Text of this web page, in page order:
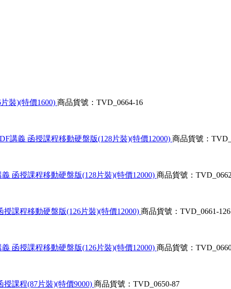
裝)(特價1600) 商品貨號：TVD_0664-16
講義 函授課程移動硬盤版(128片裝)(特價12000) 商品貨號：
函授課程移動硬盤版(128片裝)(特價12000) 商品貨號：
課程移動硬盤版(126片裝)(特價12000) 商品貨號：TVD_0661-126
函授課程移動硬盤版(126片裝)(特價12000) 商品貨號：
課程(87片裝)(特價9000) 商品貨號：TVD_0650-87